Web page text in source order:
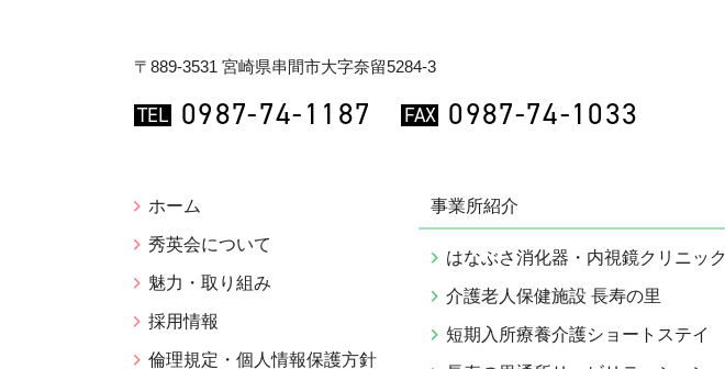
〒889-3531 宮崎県串間市大字奈留5284-3
TEL 0987-74-1187 FAX 0987-74-1033
ホーム
秀英会について
魅力・取り組み
採用情報
倫理規定・個人情報保護方針
事業所紹介
はなぶさ消化器・内視鏡クリニック
介護老人保健施設 長寿の里
短期入所療養介護ショートステイ